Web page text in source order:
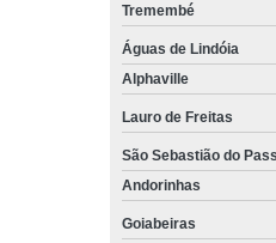
Tremembé
Águas de Lindóia
Alphaville
Lauro de Freitas
São Sebastião do
Andorinhas
Goiabeiras